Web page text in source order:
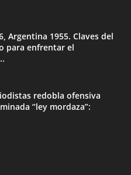
Argentina 1955. Claves del
para enfrentar el
redobla ofensiva
“ley mordaza”: